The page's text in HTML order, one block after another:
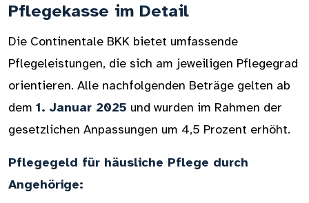
Pflegekasse im Detail
Die Continentale BKK bietet umfassende
Pflegeleistungen, die sich am jeweiligen Pflegegrad
orientieren. Alle nachfolgenden Beträge gelten ab
dem 1. Januar 2025 und wurden im Rahmen der
gesetzlichen Anpassungen um 4,5 Prozent erhöht.
Pflegegeld für häusliche Pflege durch
Angehörige: